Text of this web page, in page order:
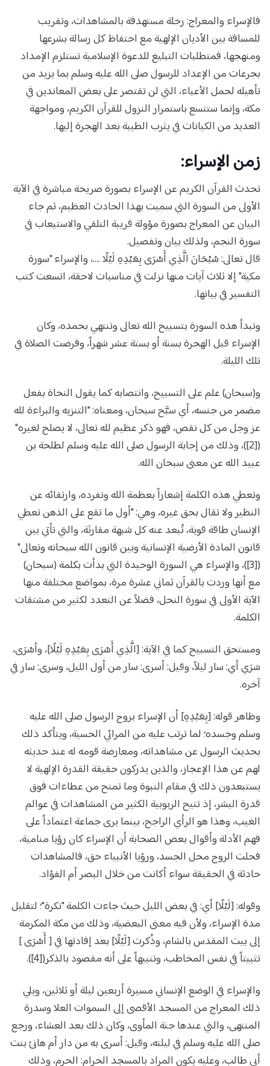
فالإسراء والمعراج: رحلة مستهدفة بالمشاهدات، وتقريب
للمسافة بين الأديان الإلهية مع احتفاظ كل رسالة بشرعها
ومنهجها، فمتطلبات التبليغ للدعوة الإسلامية تستلزم الإمداد
بجرعات من الإعداد للرسول صلى الله عليه وسلم بما يزيد من
تأهيله لحمل الأعباء، التي لن تقتصر على بعض المعاندين في
مكة، وإنما ستتسع باستمرار النزول للقرآن الكريم، ومواجهة
العديد من الكيانات في يثرب الطيبة بعد الهجرة إليها.
زمن الإسراء:
تحدث القرآن الكريم عن الإسراء بصورة صريحة مباشرة في الآية
الأولى من السورة التي سميت بهذا الحادث العظيم، ثم جاء
البيان عن المعراج بصورة مؤولة قريبة التلقي والاستيعاب في
سورة النجم، ولذلك بيان وتفصيل.
قال تعالى: سُبْحَانَ الَّذِي أَسْرَى بِعَبْدِهِ لَيْلًا ....، والإسراء "سورة
مكية" إلا ثلاث آيات منها نزلت في مناسبات لاحقة، اتسعت كتب
التفسير في بيانها.
وتبدأ هذه السورة بتسبيح الله تعالى وتنتهي بحمده، وكان
الإسراء قبل الهجرة بسنة أو بستة عشر شهراً، وفرضت الصلاة في
تلك الليلة.
و(سبحان) علم على التسبيح، وانتصابه كما يقول النحاة بفعل
مضمر من جنسه، أي سبَّح سبحان، ومعناه: "التنزيه والبراءة لله
عز وجل من كل نقص، فهو ذكر عظيم لله تعالى، لا يصلح لغيره"
([2])، وذلك من إجابة الرسول صلى الله عليه وسلم لطلحة بن
عبيد الله عن معنى سبحان الله.
وتعطي هذه الكلمة إشعاراً بعظمة الله وتفرده، وارتقائه عن
النظير ولا تقال بحق غيره، وهي: "أول ما تقع على الذهن تعطي
الإنسان طاقة قوية، تُبعد عنه كل شبهة مقارنَة، والتي تأتي بين
قانون المادة الأرضية الإنسانية وبين قانون الله سبحانه وتعالى"
([3])، والإسراء هي السورة الوحيدة التي بدأت بكلمة (سبحان)
مع أنها وردت بالقرآن ثماني عشرة مرة، بمواضع مختلفة منها
الآية الأولى في سورة النحل، فضلاً عن التعدد لكثير من مشتقات
الكلمة.
ومستحق التسبيح كما في الآية: [الَّذِي أَسْرَى بِعَبْدِهِ لَيْلًا]، وأسْرَى،
سَرَي أي: سار ليلاً، وقيل: أسرى: سار من أول الليل، وسرى: سار في
آخره.
وظاهر قوله: [بِعَبْدِهِ] أن الإسراء بروح الرسول صلى الله عليه
وسلم وجسده؛ لما ترتب عليه من المرائي الحسية، ويتأكد ذلك
بحديث الرسول عن مشاهداته، ومعارضة قومه له عند حديثه
لهم عن هذا الإعجاز، والذين يدركون حقيقة القدرة الإلهية لا
يستبعدون ذلك في مقام النبوة وما تمنح من عطاءات فوق
قدرة البشر، إذ تتيح الربوبية الكثير من المشاهدات في عوالم
الغيب، وهذا هو الرأي الراجح، بينما يرى جماعة اعتماداً على
فهم الأدلة وأقوال بعض الصحابة أن الإسراء كان رؤيا منامية،
فحلت الروح محل الجسد، ورؤيا الأنبياء حق، فالمشاهدات
حادثة في الحقيقة سواء أكانت من خلال البصر أم الفؤاد.
وقوله: [لَيْلًا] أي: في بعض الليل حيث جاءت الكلمة "نكرة"؛ لتقليل
مدة الإسراء، ولأن فيه معنى البعضية، وذلك من مكة المكرمة
إلى بيت المقدس بالشام، وذُكرت [لَيْلًا] بعد إفادتها في [ أَسْرَى ]
تثبيتاً في نفس المخاطب، وتنبيهاً على أنه مقصود بالذكر([4]).
والإسراء في الوضع الإنساني مسيرة أربعين ليلة أو ثلاثين، ويلي
ذلك المعراج من المسجد الأقصى إلى السموات العلا وسدرة
المنتهى، والتي عندها جنة المأوى، وكان ذلك بعد العشاء، ورجع
صلى الله عليه وسلم في ليلته، وقيل: أسرى به من دار أم هانئ بنت
أبي طالب، وعليه يكون المراد بالمسجد الحرام: الحرم، وذلك